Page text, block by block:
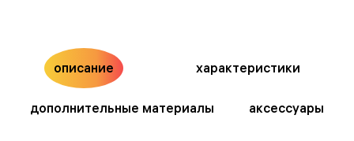
описание характеристики
дополнительные материалы аксессуары